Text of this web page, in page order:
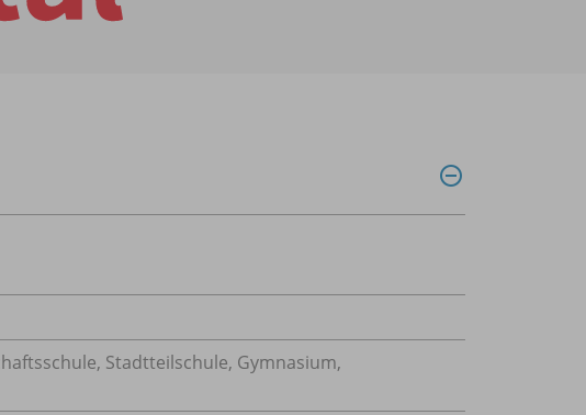
Stadtteilschule, Gymnasium,